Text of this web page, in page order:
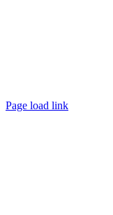
Page load link